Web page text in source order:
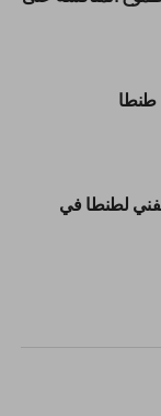
لطنطا في